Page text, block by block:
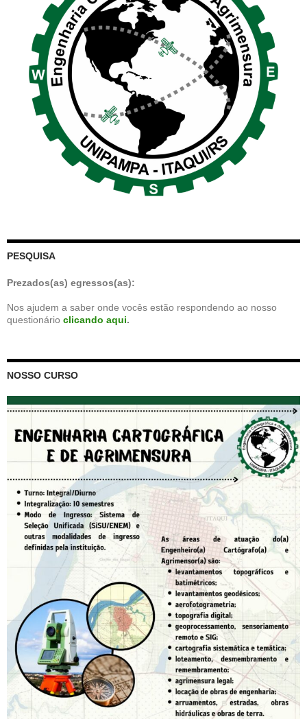
PESQUISA
Prezados(as) egressos(as):
Nos ajudem a saber onde vocês estão respondendo ao nosso
questionário clicando aqui.
NOSSO CURSO